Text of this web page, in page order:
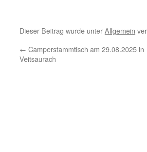
Dieser Beitrag wurde unterAllgemein
← Camperstammtisch am 29.08.2025 in
Veitsaurach